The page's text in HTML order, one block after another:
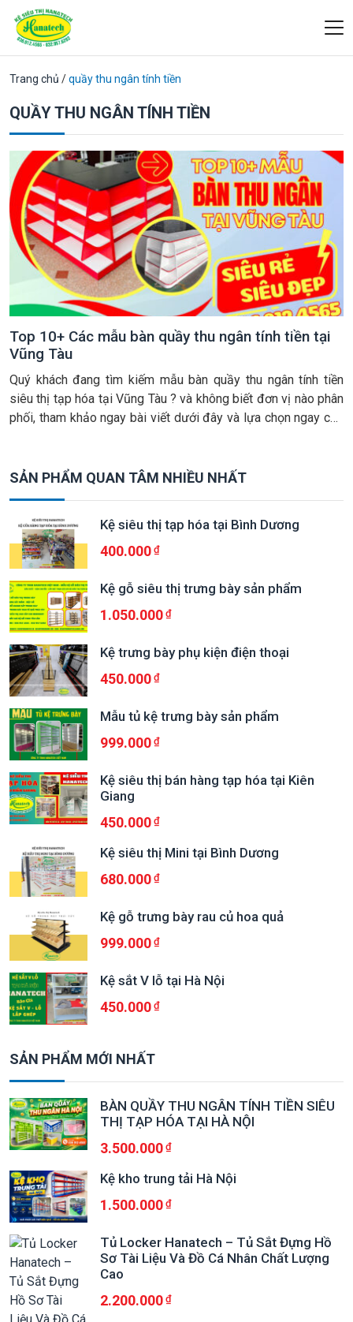
Trang chủ /quầy thu ngân tính tiền
QUẦY THU NGÂN TÍNH TIỀN
Top 10+ Các mẫu bàn quầy thu ngân tính tiền tại
Vũng Tàu
Quý khách đang tìm kiếm mẫu bàn quầy thu ngân tính tiền
siêu thị tạp hóa tại Vũng Tàu ? và không biết đơn vị nào phân
phối, tham khảo ngay bài viết dưới đây và lựa chọn ngay cho
SẢN PHẨM QUAN TÂM NHIỀU NHẤT
Kệ siêu thị tạp hóa tại Bình Dương
400.000
Kệ gỗ siêu thị trưng bày sản phẩm
1.050.000
Kệ trưng bày phụ kiện điện thoại
450.000
Mẫu tủ kệ trưng bày sản phẩm
999.000
Kệ siêu thị bán hàng tạp hóa tại Kiên
Giang
450.000
Kệ siêu thị Mini tại Bình Dương
680.000
Kệ gỗ trưng bày rau củ hoa quả
999.000
Kệ sắt V lỗ tại Hà Nội
450.000
SẢN PHẨM MỚI NHẤT
BÀN QUẦY THU NGÂN TÍNH TIỀN SIÊU
THỊ TẠP HÓA TẠI HÀ NỘI
3.500.000
Kệ kho trung tải Hà Nội
1.500.000
Tủ Locker Hanatech – Tủ Sắt Đựng Hồ
Sơ Tài Liệu Và Đồ Cá Nhân Chất Lượng
Cao
2.200.000